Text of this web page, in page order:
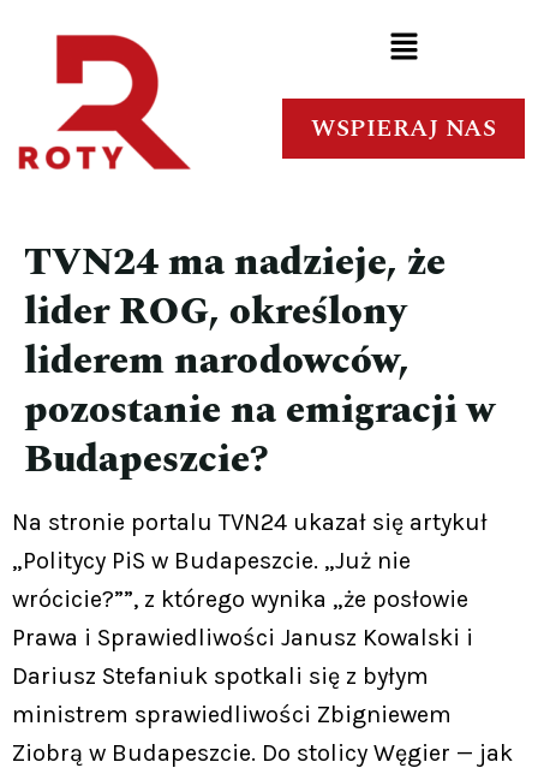
WSPIERAJ NAS
TVN24 ma nadzieje, że
lider ROG, określony
liderem narodowców,
pozostanie na emigracji w
Budapeszcie?
Na stronie portalu TVN24 ukazał się artykuł
„Politycy PiS w Budapeszcie. „Już nie
wrócicie?””, z którego wynika „że posłowie
Prawa i Sprawiedliwości Janusz Kowalski i
Dariusz Stefaniuk spotkali się z byłym
ministrem sprawiedliwości Zbigniewem
Ziobrą w Budapeszcie. Do stolicy Węgier — jak